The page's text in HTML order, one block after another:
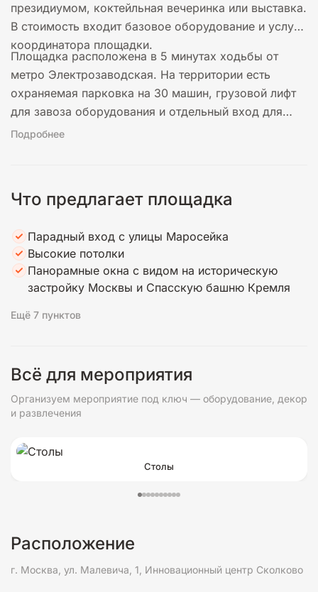
президиумом, коктейльная вечеринка или выставка.
В стоимость входит базовое оборудование и услуги
координатора площадки.
Площадка расположена в 5 минутах ходьбы от
метро Электрозаводская. На территории есть
охраняемая парковка на 30 машин, грузовой лифт
для завоза оборудования и отдельный вход для
гостей.
Подробнее
Что предлагает площадка
Парадный вход с улицы Маросейка
Высокие потолки
Панорамные окна с видом на историческую
застройку Москвы и Спасскую башню Кремля
Ещё 7 пунктов
Всё для мероприятия
Организуем мероприятие под ключ — оборудование, декор
и развлечения
Столы
Расположение
г. Москва, ул. Малевича, 1, Инновационный центр Сколково